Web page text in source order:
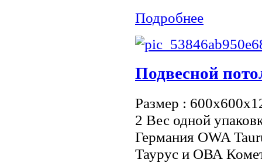
Подробнее
Подвесной
Размер :
2 Вес одной
Германия OWA
Таурус и ОВА